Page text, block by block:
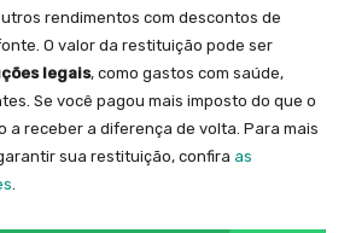
rendimentos com descontos de
O valor da restituição pode ser
legais, como gastos com saúde,
Se você pagou mais imposto do que o
a receber a diferença de volta. Para mais
sua restituição, confira as
.